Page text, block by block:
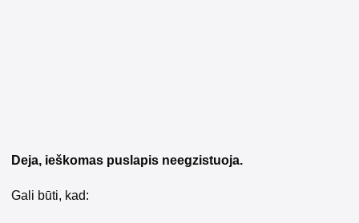
Deja, ieškomas puslapis neegzistuoja.
Gali būti, kad: